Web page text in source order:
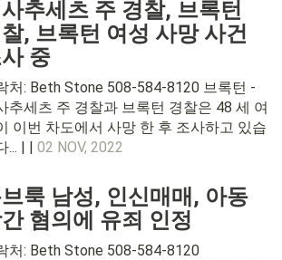
추세츠 주 경찰, 브록턴
, 브록턴 여성 사망 사건
중
처: Beth Stone 508-584-8120 브록턴 -
추세츠 주 경찰과 브록턴 경찰은 48 세 여
이번 차도에서 사망 한 후 조사하고 있습
... | | 02 NOV, 2022
룩 남성, 인신매매, 아동
혐의에 유죄 인정
처: Beth Stone 508-584-8120